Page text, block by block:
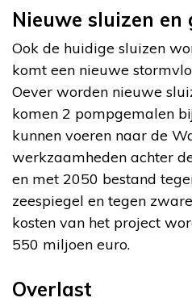
Nieuwe sluizen en
Ook de huidige sluizen
komt een nieuwe
Oever worden nieuwe
komen 2 pompgemalen
kunnen voeren naar de
werkzaamheden achter
en met 2050 bestand
zeespiegel en tegen
kosten van het project
550 miljoen euro.
Overlast